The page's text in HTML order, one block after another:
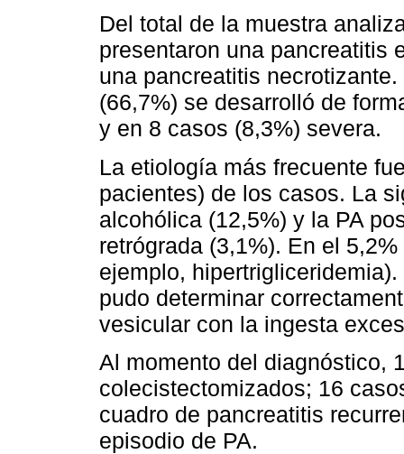
Del total de la muestra
presentaron una pancreatitis
una pancreatitis
(66,7%) se desarrolló de
y en 8 casos (8,3%) severa.
La etiología más frecuente
pacientes) de los casos. La
alcohólica (12,5%) y la PA
retrógrada (3,1%). En el
ejemplo,
pudo determinar
vesicular con la ingesta
Al momento del diagnóstico,
colecistectomizados; 16
cuadro de pancreatitis
episodio de PA.